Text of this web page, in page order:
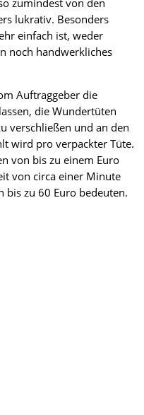
zumindest von den
lukrativ. Besonders
einfach ist, weder
noch handwerkliches
Auftraggeber die
die Wundertüten
verschließen und an den
wird pro verpackter Tüte.
von bis zu einem Euro
von circa einer Minute
bis zu 60 Euro bedeuten.